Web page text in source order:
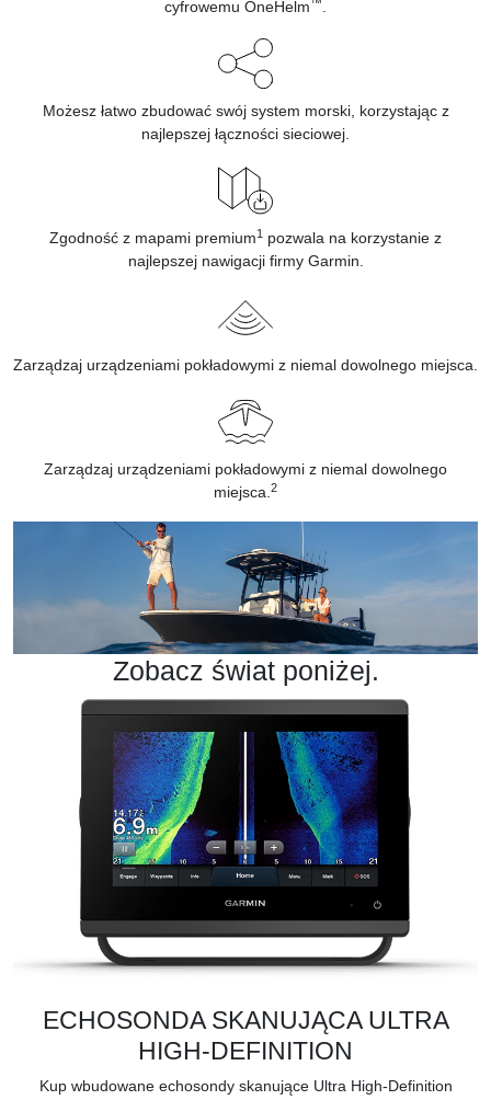
cyfrowemu OneHelm
Możesz łatwo zbudować swój system morski, korzystając z
najlepszej łączności sieciowej.
Zgodność z mapami premium1 pozwala na korzystanie z
najlepszej nawigacji firmy Garmin.
Zarządzaj urządzeniami pokładowymi z niemal dowolnego miejsca.
Zarządzaj urządzeniami pokładowymi z niemal dowolnego
miejsca. 2
Zobacz świat poniżej.
ECHOSONDA SKANUJĄCA ULTRA
HIGH-DEFINITION
Kup wbudowane echosondy skanujące Ultra High-Definition